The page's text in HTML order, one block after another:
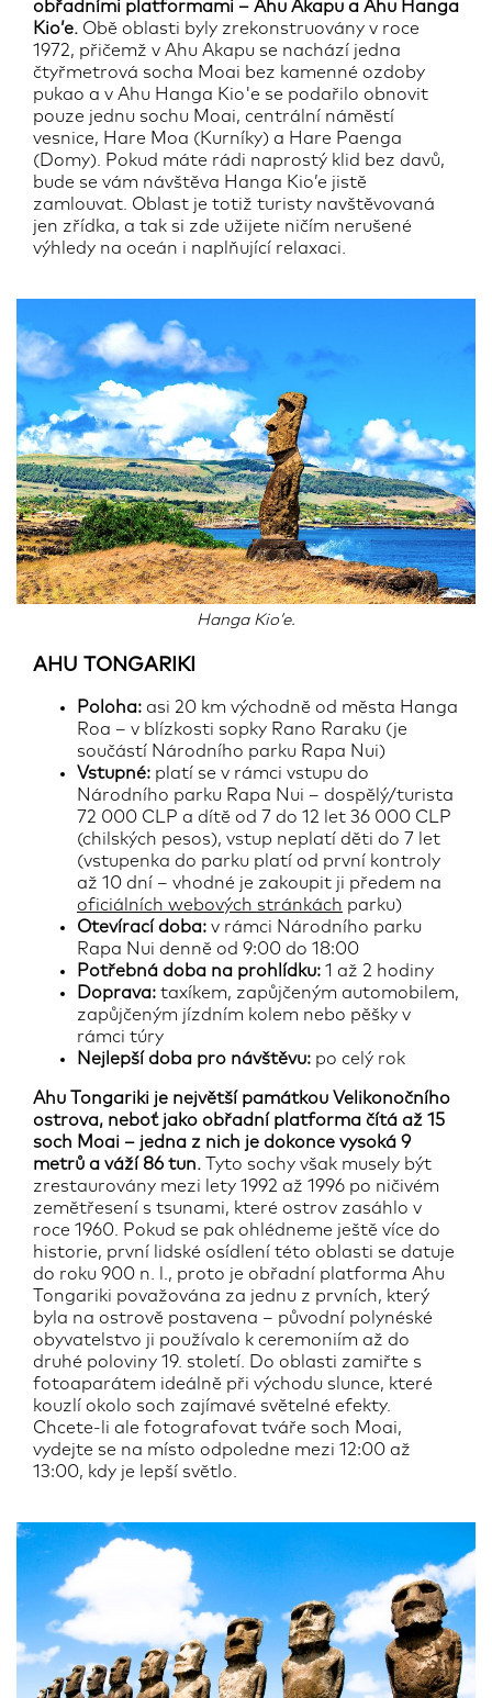
obřadními platformami – Ahu Akapu a Ahu Hanga
Kio’e. Obě oblasti byly zrekonstruovány v roce
1972, přičemž v Ahu Akapu se nachází jedna
čtyřmetrová socha Moai bez kamenné ozdoby
pukao a v Ahu Hanga Kio'e se podařilo obnovit
pouze jednu sochu Moai, centrální náměstí
vesnice, Hare Moa (Kurníky) a Hare Paenga
(Domy). Pokud máte rádi naprostý klid bez davů,
bude se vám návštěva Hanga Kio’e jistě
zamlouvat. Oblast je totiž turisty navštěvovaná
jen zřídka, a tak si zde užijete ničím nerušené
výhledy na oceán i naplňující relaxaci.
Hanga Kio’e.
AHU TONGARIKI
Poloha: asi 20 km východně od města Hanga
Roa – v blízkosti sopky Rano Raraku (je
součástí Národního parku Rapa Nui)
Vstupné: platí se v rámci vstupu do
Národního parku Rapa Nui – dospělý/turista
72 000 CLP a dítě od 7 do 12 let 36 000 CLP
(chilských pesos), vstup neplatí děti do 7 let
(vstupenka do parku platí od první kontroly
až 10 dní – vhodné je zakoupit ji předem na
oficiálních webových stránkách parku)
Otevírací doba: v rámci Národního parku
Rapa Nui denně od 9:00 do 18:00
Potřebná doba na prohlídku: 1 až 2 hodiny
Doprava: taxíkem, zapůjčeným automobilem,
zapůjčeným jízdním kolem nebo pěšky v
rámci túry
Nejlepší doba pro návštěvu: po celý rok
Ahu Tongariki je největší památkou Velikonočního
ostrova, neboť jako obřadní platforma čítá až 15
soch Moai – jedna z nich je dokonce vysoká 9
metrů a váží 86 tun. Tyto sochy však musely být
zrestaurovány mezi lety 1992 až 1996 po ničivém
zemětřesení s tsunami, které ostrov zasáhlo v
roce 1960. Pokud se pak ohlédneme ještě více do
historie, první lidské osídlení této oblasti se datuje
do roku 900 n. l., proto je obřadní platforma Ahu
Tongariki považována za jednu z prvních, který
byla na ostrově postavena – původní polynéské
obyvatelstvo ji používalo k ceremoniím až do
druhé poloviny 19. století. Do oblasti zamiřte s
fotoaparátem ideálně při východu slunce, které
kouzlí okolo soch zajímavé světelné efekty.
Chcete-li ale fotografovat tváře soch Moai,
vydejte se na místo odpoledne mezi 12:00 až
13:00, kdy je lepší světlo.